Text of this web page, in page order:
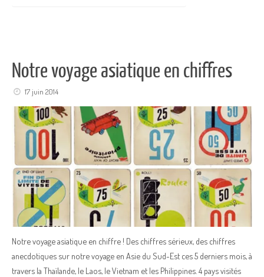
Notre voyage asiatique en chiffres
17 juin 2014
Notre voyage asiatique en chiffre ! Des chiffres sérieux, des chiffres
anecdotiques sur notre voyage en Asie du Sud-Est ces 5 derniers mois, à
travers la Thaïlande, le Laos, le Vietnam et les Philippines. 4 pays visités